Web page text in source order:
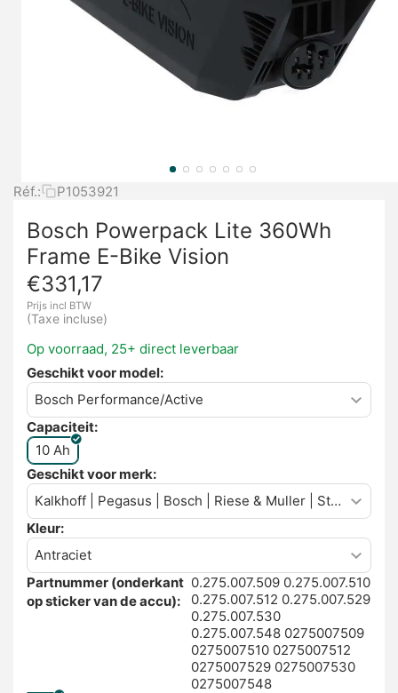
Réf.: P1053921
Bosch Powerpack Lite 360Wh
Frame E-Bike Vision
€331,17
Prijs incl BTW
(Taxe incluse)
Op voorraad, 25+ direct leverbaar
Geschikt voor model:
Capaciteit:
10 Ah
Geschikt voor merk:
Kleur:
Partnummer (onderkant
op sticker van de accu):
0.275.007.509 0.275.007.510
0.275.007.512 0.275.007.529
0.275.007.530
0.275.007.548 0275007509
0275007510 0275007512
0275007529 0275007530
0275007548